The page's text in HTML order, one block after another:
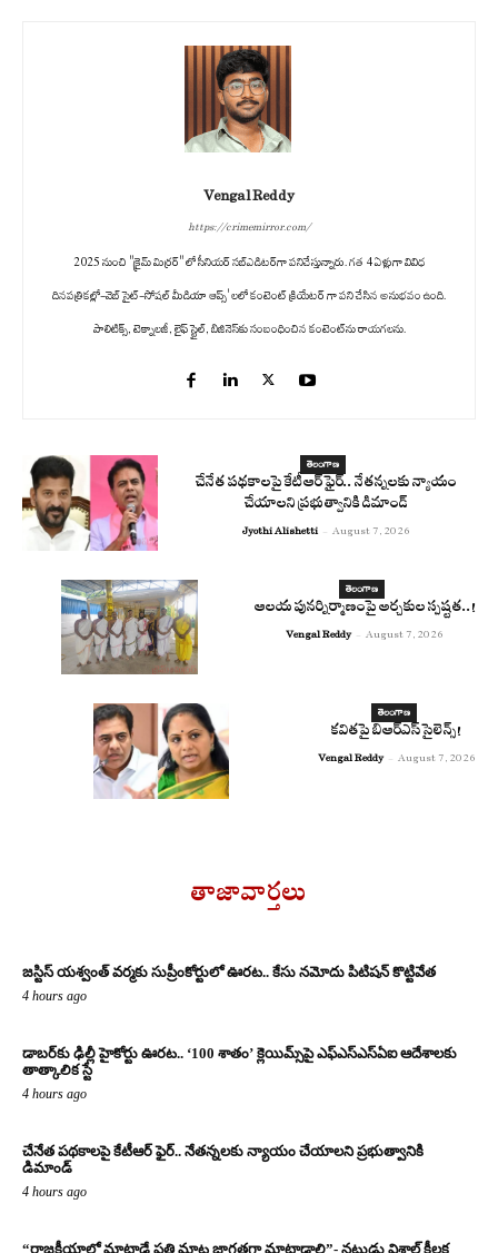
Vengal Reddy
https://crimemirror.com/
2025 నుంచి "క్రైమ్ మిర్రర్" లో సీనియర్ సబ్‌ఎడిటర్‌గా పనిచేస్తున్నారు. గత 4 ఏళ్లుగా వివిధ
దినపత్రికల్లో-వెబ్ సైట్-సోషల్ మీడియా ఆప్స్' లలో కంటెంట్ క్రియేటర్ గా పని చేసిన అనుభవం ఉంది.
పాలిటిక్స్‌, టెక్నాలజీ, లైఫ్‌ స్టైల్‌, బిజినెస్‌కు సంబంధించిన కంటెంట్‌ను రాయగలను.
తెలంగాణ
చేనేత పథకాలపై కేటీఆర్ ఫైర్.. నేతన్నలకు న్యాయం
చేయాలని ప్రభుత్వానికి డిమాండ్
Jyothi Alishetti - August 7, 2026
తెలంగాణ
ఆలయ పునర్నిర్మాణంపై అర్చకుల స్పష్టత..!
Vengal Reddy - August 7, 2026
తెలంగాణ
కవితపై బిఆర్ఎస్ సైలెన్స్!
Vengal Reddy - August 7, 2026
తాజావార్తలు
జస్టిస్ యశ్వంత్ వర్మకు సుప్రీంకోర్టులో ఊరట.. కేసు నమోదు పిటిషన్ కొట్టివేత
4 hours ago
డాబర్‌కు ఢిల్లీ హైకోర్టు ఊరట.. ‘100 శాతం’ క్లెయిమ్స్‌పై ఎఫ్‌ఎస్‌ఎస్‌ఏఐ ఆదేశాలకు
తాత్కాలిక స్టే
4 hours ago
చేనేత పథకాలపై కేటీఆర్ ఫైర్.. నేతన్నలకు న్యాయం చేయాలని ప్రభుత్వానికి
డిమాండ్
4 hours ago
“రాజకీయాల్లో మాట్లాడే ప్రతి మాట జాగ్రత్తగా మాట్లాడాలి”- నటుడు విశాల్ కీలక